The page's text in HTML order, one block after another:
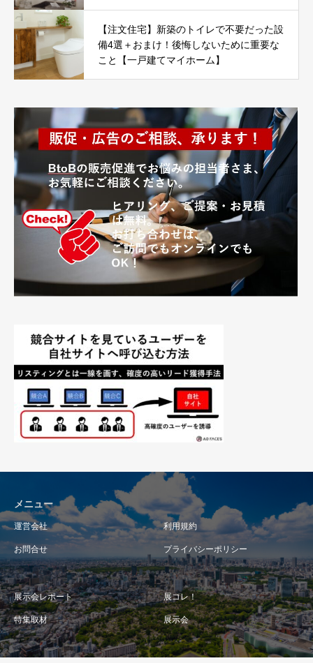
【注文住宅】新築のトイレで不要だった設
備4選＋おまけ！後悔しないために重要な
こと【一戸建てマイホーム】
メニュー
運営会社 利用規約
お問合せ プライバシーポリシー
展示会レポート 展コレ！
特集取材 展示会